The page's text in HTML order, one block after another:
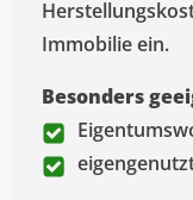
Immobilie ein.
Besonders